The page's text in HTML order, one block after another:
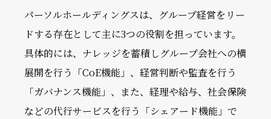
パーソルホールディングスは、グループ経営をリー
ドする存在として主に3つの役割を担っています。
具体的には、ナレッジを蓄積しグループ会社への横
展開を行う「CoE機能」、経営判断や監査を行う
「ガバナンス機能」、また、経理や給与、社会保険
などの代行サービスを行う「シェアード機能」で